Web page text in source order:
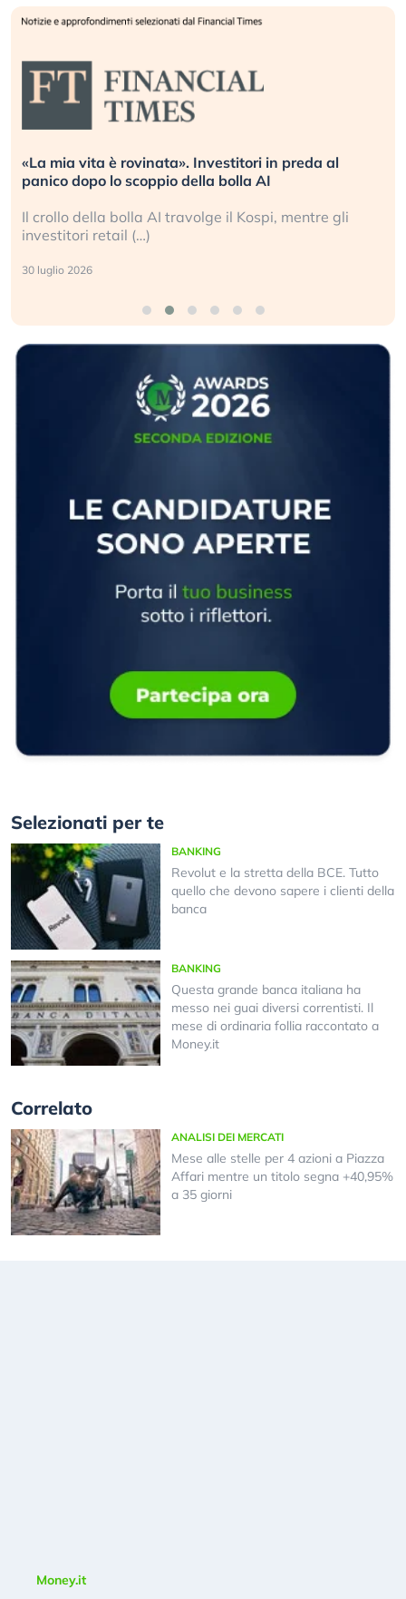
«La mia vita è rovinata». Investitori in preda al
panico dopo lo scoppio della bolla AI
Il crollo della bolla AI travolge il Kospi, mentre gli
investitori retail (…)
30 luglio 2026
Selezionati per te
BANKING
Revolut e la stretta della BCE. Tutto
quello che devono sapere i clienti della
banca
BANKING
Questa grande banca italiana ha
messo nei guai diversi correntisti. Il
mese di ordinaria follia raccontato a
Money.it
Correlato
ANALISI DEI MERCATI
Mese alle stelle per 4 azioni a Piazza
Affari mentre un titolo segna +40,95%
a 35 giorni
Money.it